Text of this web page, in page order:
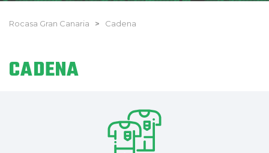
Rocasa Gran Canaria > Cadena
CADENA